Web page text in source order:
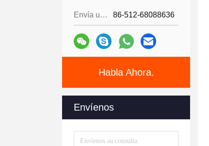
Envía un fax.: 86-512-68088636
Habla Ahora.
Envíenos